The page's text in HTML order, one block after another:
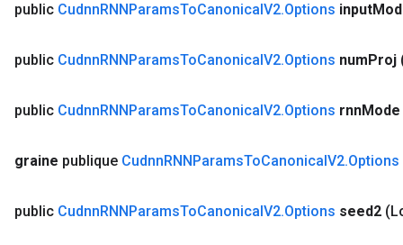
public CudnnRNNParamsToCanonicalV2.Options input
public CudnnRNNParamsToCanonicalV2.Options numProj
public CudnnRNNParamsToCanonicalV2.Options rnnMode
graine publique CudnnRNNParamsToCanonicalV2.Options
public CudnnRNNParamsToCanonicalV2.Options seed2